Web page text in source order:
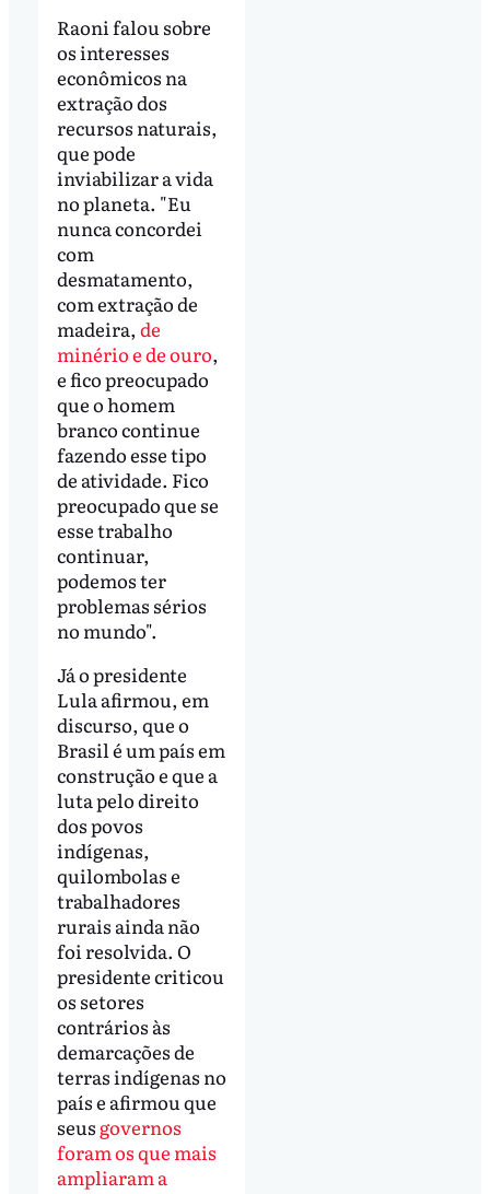
Raoni falou sobre
os interesses
econômicos na
extração dos
recursos naturais,
que pode
inviabilizar a vida
no planeta. "Eu
nunca concordei
com
desmatamento,
com extração de
madeira, de
minério e de ouro,
e fico preocupado
que o homem
branco continue
fazendo esse tipo
de atividade. Fico
preocupado que se
esse trabalho
continuar,
podemos ter
problemas sérios
no mundo".
Já o presidente
Lula afirmou, em
discurso, que o
Brasil é um país em
construção e que a
luta pelo direito
dos povos
indígenas,
quilombolas e
trabalhadores
rurais ainda não
foi resolvida. O
presidente criticou
os setores
contrários às
demarcações de
terras indígenas no
país e afirmou que
seusgovernos
foram os que mais
ampliaram a